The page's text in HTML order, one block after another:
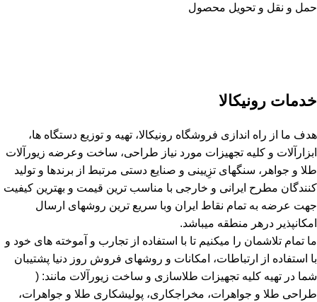
حمل و نقل و تحویل محصول
خدمات رونیکالا
هدف ما از راه اندازی فروشگاه رونیکالا، تهیه و توزیع دستگاه ها،
ابزارآلات و کلیه تجهیزات مورد نیاز طراحی، ساخت وعرضه زیورآلات
طلا و جواهر، سنگهای تزِیینی و صنایع دستی مرتبط از برندها و تولید
کنندگان مطرح ایرانی و خارجی با مناسب ترین قیمت و بهترین کیفیت
جهت عرضه به تمام نقاط ایران وبا سریع ترین روشهای ارسال
امکانپذیر درهر منطقه میباشد.
ما تمام تلاشمان را میکنیم تا با استفاده از تجارب و آموخته های خود و
با استفاده از ارتباطات، امکانات و روشهای فروش روز دنیا پشتیبان
شما در تهیه کلیه تجهیزات طلاسازی و ساخت زیورآلات مانند: (
طراحی طلا و جواهرات، مخراجکاری، پولیشکاری طلا و جواهرات،